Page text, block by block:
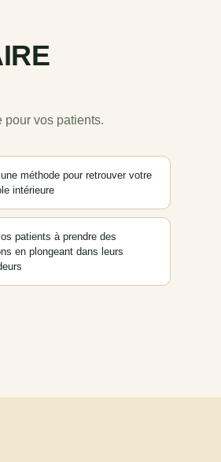
pour vos patients.
méthode pour retrouver votre
intérieure
patients à prendre des
en plongeant dans leurs